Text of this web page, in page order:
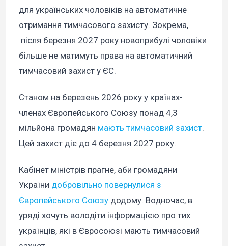
для українських чоловіків на автоматичне
отримання тимчасового захисту. Зокрема,
після березня 2027 року новоприбулі чоловіки
більше не матимуть права на автоматичний
тимчасовий захист у ЄС.
Станом на березень 2026 року у країнах-
членах Європейського Союзу понад 4,3
мільйона громадян мають тимчасовий захист.
Цей захист діє до 4 березня 2027 року.
Кабінет міністрів прагне, аби громадяни
України добровільно повернулися з
Європейського Союзу додому. Водночас, в
уряді хочуть володіти інформацією про тих
українців, які в Євросоюзі мають тимчасовий